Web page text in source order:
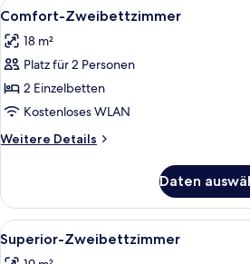
Alle
Fotos
für
Comfort-
Zweibettzimmer
anzeigen
Ein
8
Comfort-Zweibettzimmer
18 m²
Platz für 2 Personen
2 Einzelbetten
Kostenloses WLAN
Weitere Details
Weitere
Zweibettzimmer
Daten
Alle
Fotos
Ein
7
Superior-Zweibettzimmer